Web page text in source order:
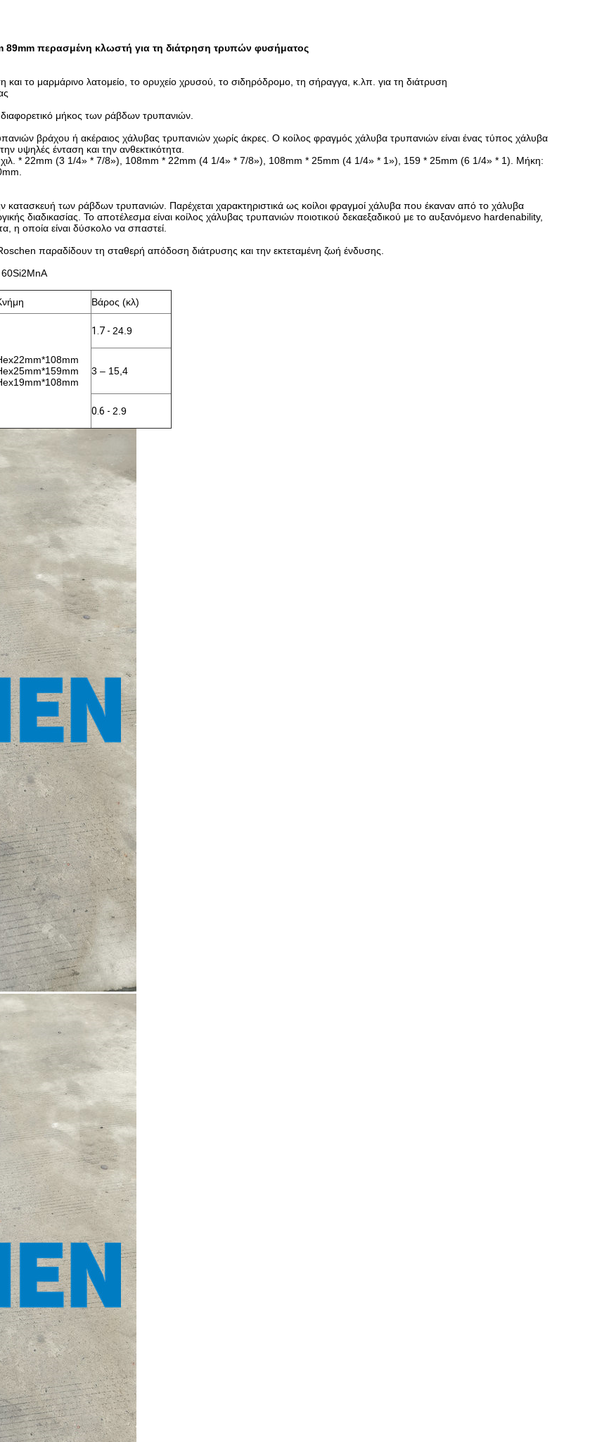
περασμένη κλωστή για τη διάτρηση τρυπών φυσήματος
και το μαρμάρινο λατομείο, το ορυχείο χρυσού, το σιδηρόδρομο, τη σήραγγα, κ.λπ. για τη διάτρυση
μήκος των ράβδων τρυπανιών.
βράχου ή ακέραιος χάλυβας τρυπανιών χωρίς άκρες. Ο κοίλος φραγμός χάλυβα τρυπανιών είναι ένας τύπος χάλυβα
υψηλές ένταση και την ανθεκτικότητα.
χιλ. * 22mm (3 1/4» * 7/8»), 108mm * 22mm (4 1/4» * 7/8»), 108mm * 25mm (4 1/4» * 1»), 159 * 25mm (6 1/4» * 1). Μήκη:
κατασκευή των ράβδων τρυπανιών. Παρέχεται χαρακτηριστικά ως κοίλοι φραγμοί χάλυβα που έκαναν από το χάλυβα
διαδικασίας. Το αποτέλεσμα είναι κοίλος χάλυβας τρυπανιών ποιοτικού δεκαεξαδικού με το αυξανόμενο hardenability,
η οποία είναι δύσκολο να σπαστεί.
παραδίδουν τη σταθερή απόδοση διάτρυσης και την εκτεταμένη ζωή ένδυσης.
Βάρος (κλ)
1.7 - 24.9
3 – 15,4
0.6 - 2.9